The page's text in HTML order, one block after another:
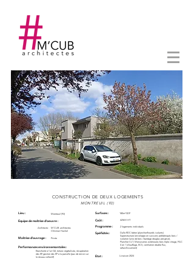
CONSTRUCTION DE DEUX LOGEMENTS
MONTREUIL (93)
Surfaces :
Lieu : 180m² SDP
Montreuil (93)
Coût : 425K € HT
Equipe de maîtrise d'oeuvre :
Architecte : M'CUB architectes
Christian Hackel
Programme : 2 logements individuels
Spéficités :
Dalle RDC béton (plancher/hourdis isolants)
Superstructure (enveloppe en caissons préfabriqués bois /
isolation laine de bois / bardage douglas pré-grisé),
Plancher CLT, Menuiseries extérieures bois triple vitrage, PAC
4 en 1 (chauffage, ECS, ventilation double flux,
rafraichissement)
Maîtrise d'ouvrage : Privée
Etat : Livraison 2024
Performances environnemantales :
Etancheité à l'air Q4, toiture végétalisée, récupération
des EP, gestion des EP à la parcelle (pas de renvoi sur
le réseau collectif)